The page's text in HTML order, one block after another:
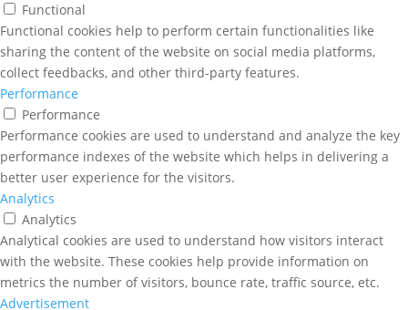
Functional
Functional cookies help to perform certain functionalities like
sharing the content of the website on social media platforms,
collect feedbacks, and other third-party features.
Performance
Performance
Performance cookies are used to understand and analyze the key
performance indexes of the website which helps in delivering a
better user experience for the visitors.
Analytics
Analytics
Analytical cookies are used to understand how visitors interact
with the website. These cookies help provide information on
metrics the number of visitors, bounce rate, traffic source, etc.
Advertisement